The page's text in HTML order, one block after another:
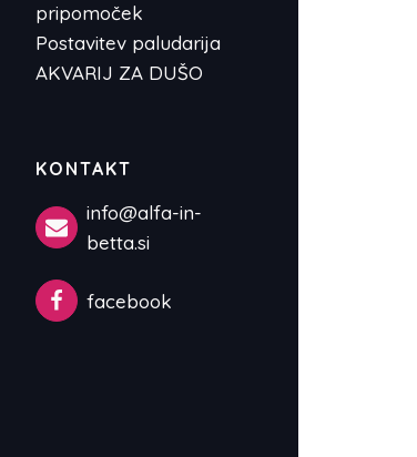
pripomoček
Postavitev paludarija
AKVARIJ ZA DUŠO
KONTAKT
info@alfa-in-
betta.si
facebook